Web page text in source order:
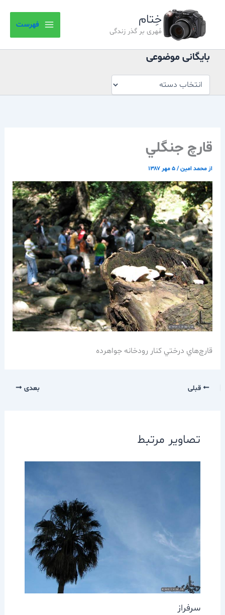
خِتام
مُهری بر گذر زندگی
فهرست
بایگانی موضوعی
موضوعی
قارچ جنگلي
از محمد امین/۵ مهر ۱۳۸۷
قارچ‌هاي درختي كنار رودخانه جواهرده
قبلی بعدی
تصاویر مرتبط
سرفراز